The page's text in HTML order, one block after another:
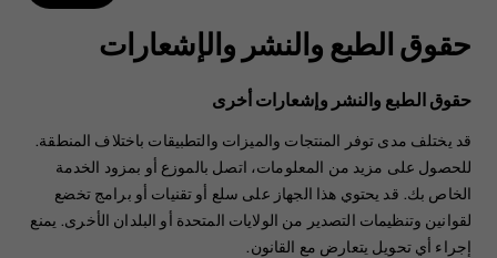
هاتف
Nokia
2.1
حقوق الطبع والنشر والإشعارات
حقوق الطبع والنشر وإشعارات أخرى
قد يختلف مدى توفر المنتجات والميزات والتطبيقات باختلاف المنطقة.
للحصول على مزيد من المعلومات، اتصل بالموزع أو بمزود الخدمة
الخاص بك. قد يحتوي هذا الجهاز على سلع أو تقنيات أو برامج تخضع
لقوانين وتنظيمات التصدير من الولايات المتحدة أو البلدان الأخرى. يمنع
إجراء أي تحويل يتعارض مع القانون.